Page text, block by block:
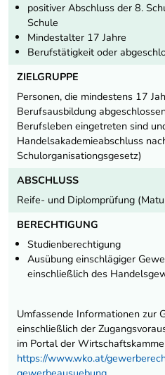
positiver Abschluss der 8.
Schule
Mindestalter 17 Jahre
Berufstätigkeit oder
ZIELGRUPPE
Personen, die mindestens 17
Berufsausbildung
Berufsleben eingetreten sind
Handelsakademieabschluss
Schulorganisationgsgesetz)
ABSCHLUSS
Reife- und Diplomprüfung
BERECHTIGUNG
Studienberechtigung
Ausübung einschlägiger
einschließlich des
Umfassende Informationen zur
einschließlich der
im Portal der
https://www.wko.at/